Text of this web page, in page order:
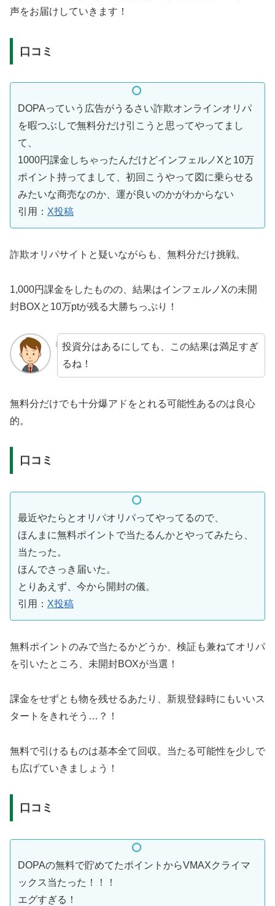
声をお届けしていきます！
口コミ
DOPAっていう広告がうるさい詐欺オンラインオリパ
を暇つぶしで無料分だけ引こうと思ってやってまし
て、
1000円課金しちゃったんだけどインフェルノXと10万
ポイント持ってまして、初回こうやって図に乗らせる
みたいな商売なのか、運が良いのかがわからない
引用： X投稿
詐欺オリパサイトと疑いながらも、無料分だけ挑戦。
1,000円課金をしたものの、結果はインフェルノXの未開
封BOXと10万ptが残る大勝ちっぷり！
投資分はあるにしても、この結果は満足すぎ
るね！
無料分だけでも十分爆アドをとれる可能性あるのは良心
的。
口コミ
最近やたらとオリパオリパってやってるので、
ほんまに無料ポイントで当たるんかとやってみたら、
当たった。
ほんでさっき届いた。
とりあえず、今から開封の儀。
引用： X投稿
無料ポイントのみで当たるかどうか、検証も兼ねてオリパ
を引いたところ、未開封BOXが当選！
課金をせずとも物を残せるあたり、新規登録時にもいいス
タートをきれそう…？！
無料で引けるものは基本全て回収。当たる可能性を少しで
も広げていきましょう！
口コミ
DOPAの無料で貯めてたポイントからVMAXクライマ
ックス当たった！！！
エグすぎる！